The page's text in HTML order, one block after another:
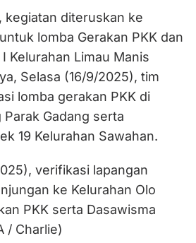
kegiatan diteruskan ke
lomba Gerakan PKK dan
Kelurahan Limau Manis
Selasa (16/9/2025), tim
lomba gerakan PKK di
Parak Gadang serta
19 Kelurahan Sawahan.
verifikasi lapangan
ke Kelurahan Olo
PKK serta Dasawisma
/ Charlie)